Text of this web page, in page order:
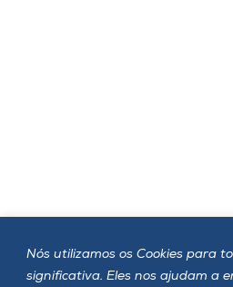
Nós utilizamos os Cookies para
significativa. Eles nos ajudam a